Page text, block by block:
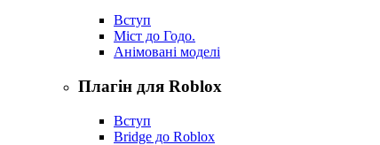
Вступ
Міст до Годо.
Анімовані моделі
Плагін для Roblox
Вступ
Bridge до Roblox